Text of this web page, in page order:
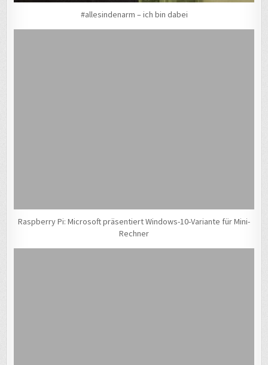
#allesindenarm – ich bin dabei
Raspberry Pi: Microsoft präsentiert Windows-10-Variante für Mini-
Rechner